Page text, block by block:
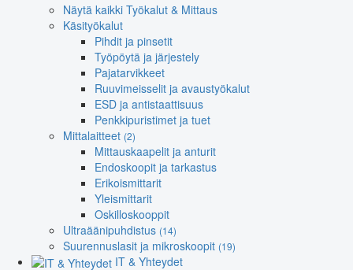
Näytä kaikki Työkalut & Mittaus
Käsityökalut
Pihdit ja pinsetit
Työpöytä ja järjestely
Pajatarvikkeet
Ruuvimeisselit ja avaustyökalut
ESD ja antistaattisuus
Penkkipuristimet ja tuet
Mittalaitteet (2)
Mittauskaapelit ja anturit
Endoskoopit ja tarkastus
Erikoismittarit
Yleismittarit
Oskilloskooppit
Ultraäänipuhdistus (14)
Suurennuslasit ja mikroskoopit (19)
IT & Yhteydet